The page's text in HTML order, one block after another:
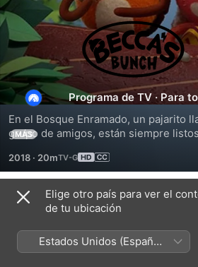
Becca
y
sus
amigos
Programa de TV · Para
En el Bosque Enramado, un pajarito
grupo de amigos, están siempre listos
den por vencidos, apunten alto y
MÁS
2018 · 20m
Temporada 1
Elige otro país para ver el
de tu ubicación
Estados Unidos (Español
México)